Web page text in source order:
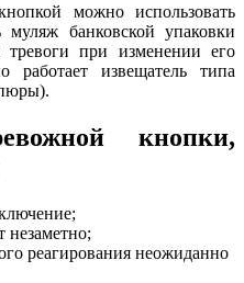
можно использовать
банковской упаковки
при изменении его
работает извещатель типа
кнопки,
незаметно;
реагирования неожиданно